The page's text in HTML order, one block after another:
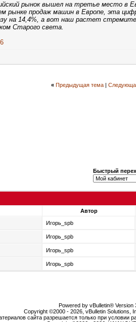
рынок вышел на третье место в
рынке продаж машин в Европе, эта
на 14,4%, а вот наш растет
Старого света.
« Предыдущая тема|
Быстрый
Автор
Игорь_spb
Игорь_spb
Игорь_spb
Игорь_spb
Powered by vBulletin® Version
Copyright ©2000 - 2026, vBulletin Solutions,
сайта разрешается только при условии